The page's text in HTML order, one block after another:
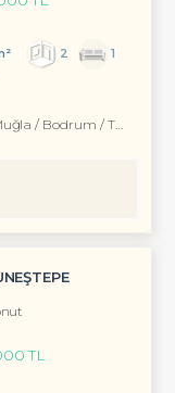
2
1
/ Bodrum / Turgutreis
TL